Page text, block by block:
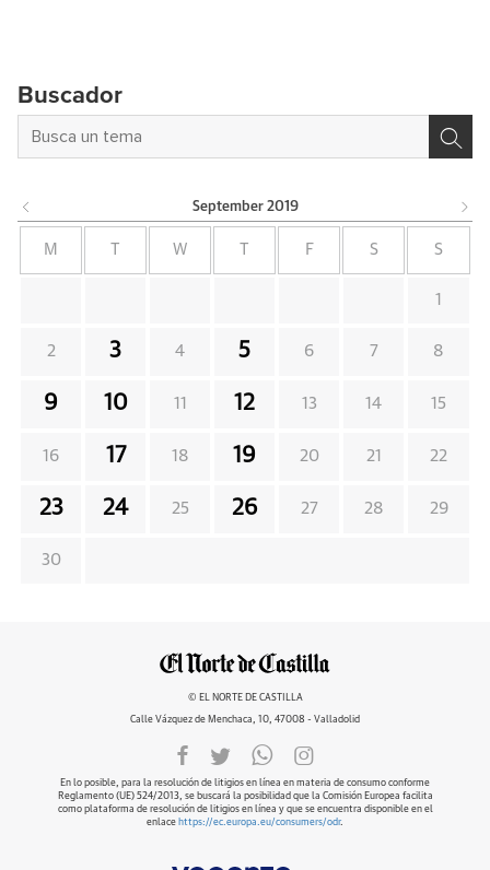
Buscador
September 2019
M W F S S
1
2 3 4 5 6 7 8
9 10 11 12 13 14 15
16 17 18 19 20 21 22
23 24 25 26 27 28 29
30
© EL NORTE DE CASTILLA
Calle Vázquez de Menchaca, 10, 47008 - Valladolid
En lo posible, para la resolución de litigios en línea en materia de consumo conforme
Reglamento (UE) 524/2013, se buscará la posibilidad que la Comisión Europea facilita
como plataforma de resolución de litigios en línea y que se encuentra disponible en el
enlace https://ec.europa.eu/consumers/odr.